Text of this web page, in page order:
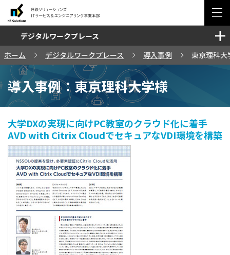
ソリューション・サービス
セミナー・イベント
事例
ブログ
お問い合わせ
サイトマップ
会社情報
デジタルワークプレース
ホーム
デジタルワークプレース 導入事例 東京理科大
導入事例：東京理科大学様
大学DXの実現に向けPC教室のクラウド化に着手
AVD with Citrix CloudでセキュアなVDI環境を構築